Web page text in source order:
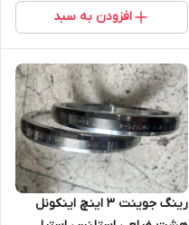
افزودن به سبد
رینگ جوینت 3 اینچ اینکونل